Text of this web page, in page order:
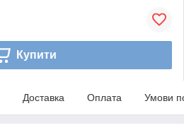
Купити
Доставка Оплата Умови